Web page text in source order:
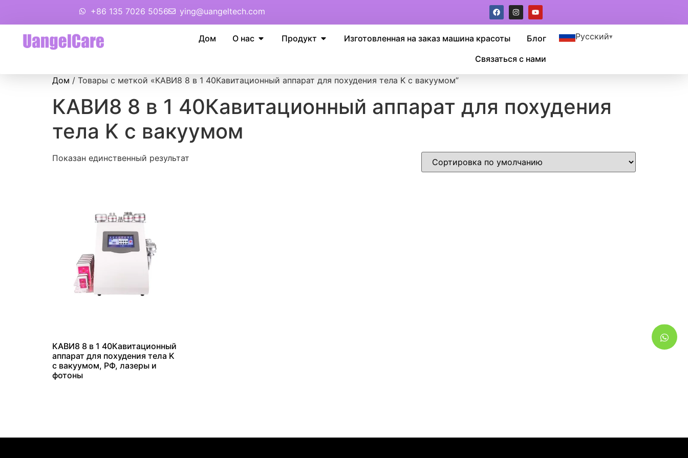
+86 135 7026 5056 ying@uangeltech.com
Дом О нас Продукт Изготовленная на заказ машина красоты
Блог
Связаться с нами
Русский
Дом / Товары с меткой «КАВИ8 8 в 1 40Кавитационный аппарат для похудения тела K с вакуумом”
КАВИ8 8 в 1 40Кавитационный аппарат для похудения
тела K с вакуумом
Показан единственный результат
КАВИ8 8 в 1 40Кавитационный
аппарат для похудения тела K
с вакуумом, РФ, лазеры и
фотоны